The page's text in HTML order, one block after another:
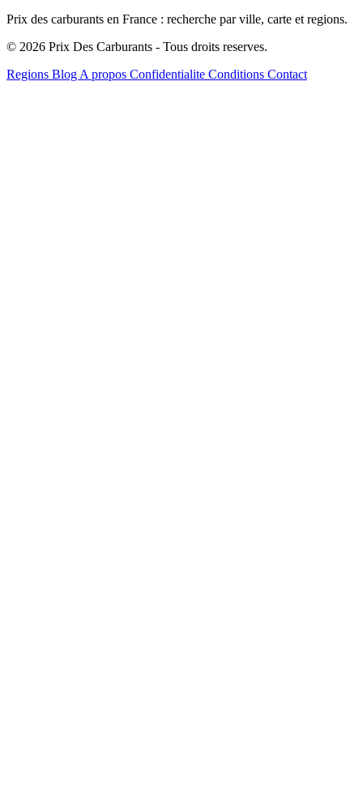
Prix des carburants en France : recherche par ville, carte et regions.
© 2026 Prix Des Carburants - Tous droits reserves.
Regions Blog A propos Confidentialite Conditions Contact